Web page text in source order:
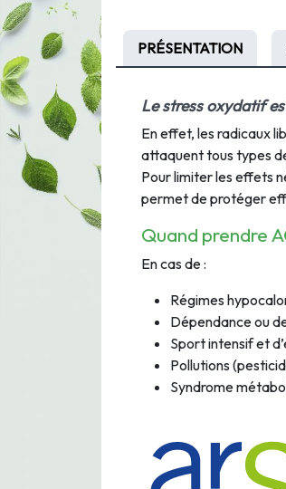
PRÉSENTATION
Lestress oxydatif
Eneffet, les radicaux
attaquenttous types
Pourlimiterles effets
permetdeprotéger
Quand prendre
En cas de :
Régimes
Dépendance ou
Sport intensif et
Pollutions
Syndrome